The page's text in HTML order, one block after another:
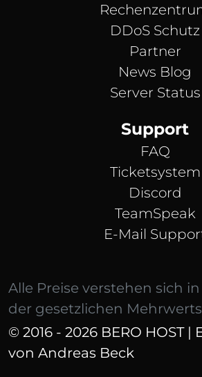
DDoS Schutz
Partner
News Blog
Server Status
Support
FAQ
Ticketsystem
Discord
TeamSpeak
E-Mail
Alle Preise verstehen sich
der gesetzlichen
© 2016 - 2026 BERO HOST |
von Andreas Beck